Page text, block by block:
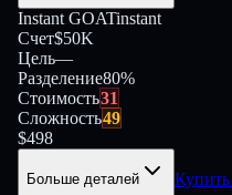
Instant GOATinstant
Счет$50K
Цель—
Разделение80%
Стоимость31
Сложность49
$498
Больше деталей Купить